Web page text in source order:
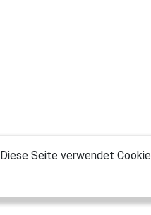
Diese Seite verwendet